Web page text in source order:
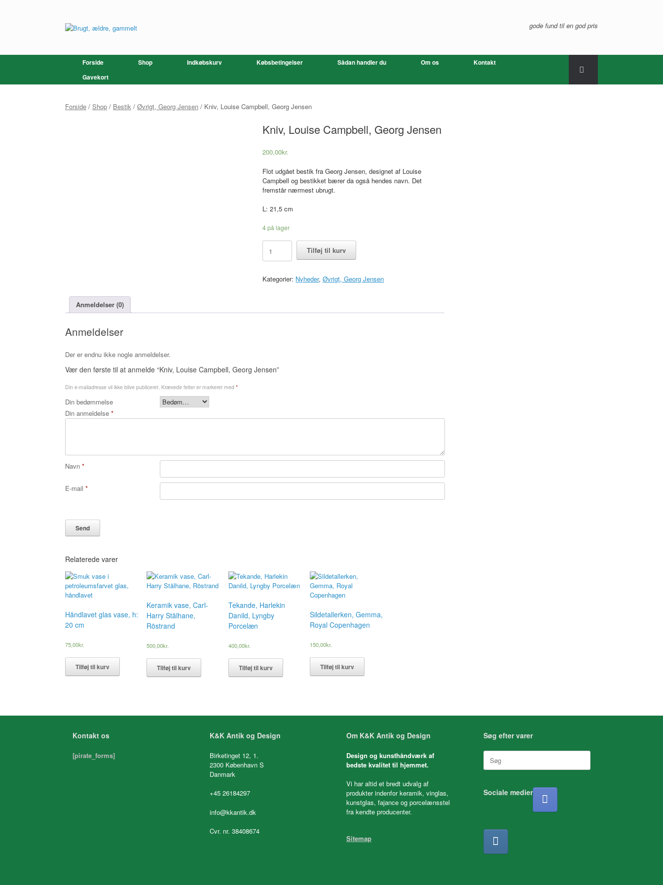
gode fund til en god pris
Forside Shop Indkøbskurv Købsbetingelser Sådan handler du Om os
Kontakt
Gavekort
Forside / Shop / Bestik / Øvrigt, Georg Jensen / Kniv, Louise Campbell, Georg Jensen
Kniv, Louise Campbell, Georg Jensen
200,00kr.
Flot udgået bestik fra Georg Jensen, designet af Louise
Campbell og bestikket bærer da også hendes navn. Det
fremstår nærmest ubrugt.
L: 21,5 cm
4 på lager
Kniv,
Louise
Campbell,
Jensen
Tilføj til kurv
Kategorier: Nyheder,Øvrigt, Georg Jensen
Anmeldelser (0)
Anmeldelser
Der er endnu ikke nogle anmeldelser.
Vær den første til at anmelde “Kniv, Louise Campbell, Georg Jensen”
Din e-mailadresse vil ikke blive publiceret. Krævede felter er markeret med *
Din bedømmelse
Din anmeldelse *
Navn *
E-mail *
Relaterede varer
Håndlavet glas vase, h:
20 cm
75,00kr.
Tilføj til kurv
Keramik vase, Carl-
Harry Stålhane,
Röstrand
500,00kr.
Tilføj til kurv
Tekande, Harlekin
Danild, Lyngby
Porcelæn
400,00kr.
Tilføj til kurv
Sildetallerken, Gemma,
Royal Copenhagen
150,00kr.
Tilføj til kurv
Kontakt os
[pirate_forms]
K&K Antik og Design
Birketinget 12, 1.
2300 København S
Danmark
+45 26184297
info@kkantik.dk
Cvr. nr. 38408674
Om K&K Antik og Design
Design og kunsthåndværk af
bedste kvalitet til hjemmet.
Vi har altid et bredt udvalg af
produkter indenfor keramik, vinglas,
kunstglas, fajance og porcelænsstel
fra kendte producenter.
Sitemap
Søg efter varer
Søg
efter:
Sociale medier